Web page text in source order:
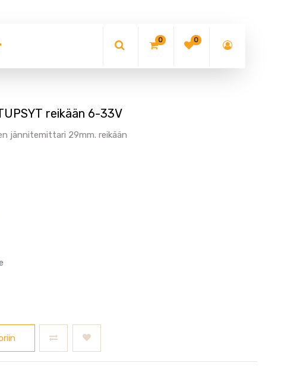
0 0
reikään 6-33V
jännitemittari 29mm. reikään